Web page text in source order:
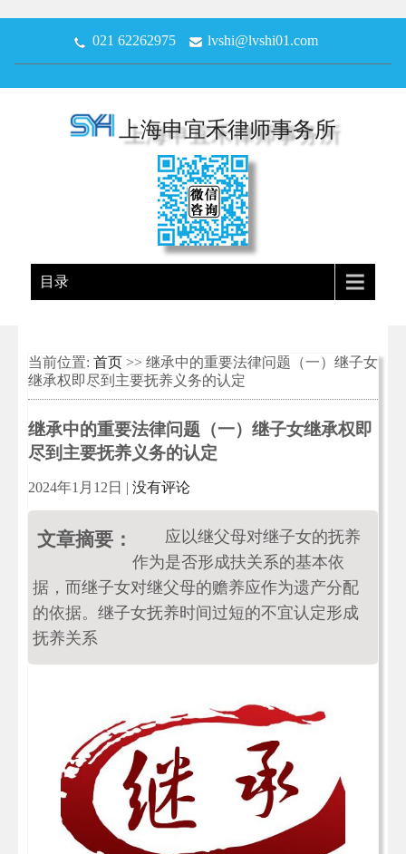
021 62262975 lvshi@lvshi01.com
上海申宜禾律师事务所
目录
当前位置: 首页 >> 继承中的重要法律问题（一）继子女
继承权即尽到主要抚养义务的认定
继承中的重要法律问题（一）继子女继承权即
尽到主要抚养义务的认定
2024年1月12日 | 没有评论
文章摘要：
应以继父母对继子女的抚养
作为是否形成扶关系的基本依
据，而继子女对继父母的赡养应作为遗产分配
的依据。继子女抚养时间过短的不宜认定形成
抚养关系